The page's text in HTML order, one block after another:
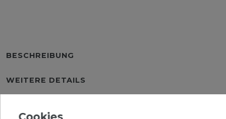
BESCHREIBUNG
WEITERE DETAILS